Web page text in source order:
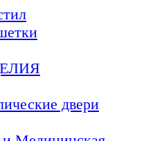
двери